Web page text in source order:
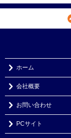
ホーム
会社概要
お問い合わせ
PCサイト